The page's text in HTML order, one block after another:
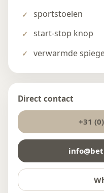
sportstoelen
start-stop knop
verwarmde
Direct contact
+31